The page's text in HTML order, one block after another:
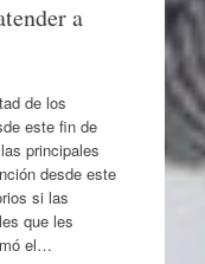
a
de los
este fin de
principales
desde este
si las
que les
el…